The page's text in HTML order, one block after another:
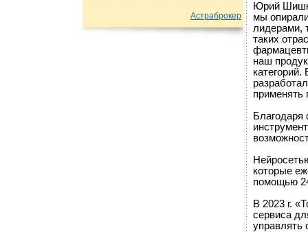
Астраброкер
Юрий
мы
лидерами,
таких
наш
категорий.
применять
Благодаря
которые
помощью
В 2023 г.
сервиса
управлять